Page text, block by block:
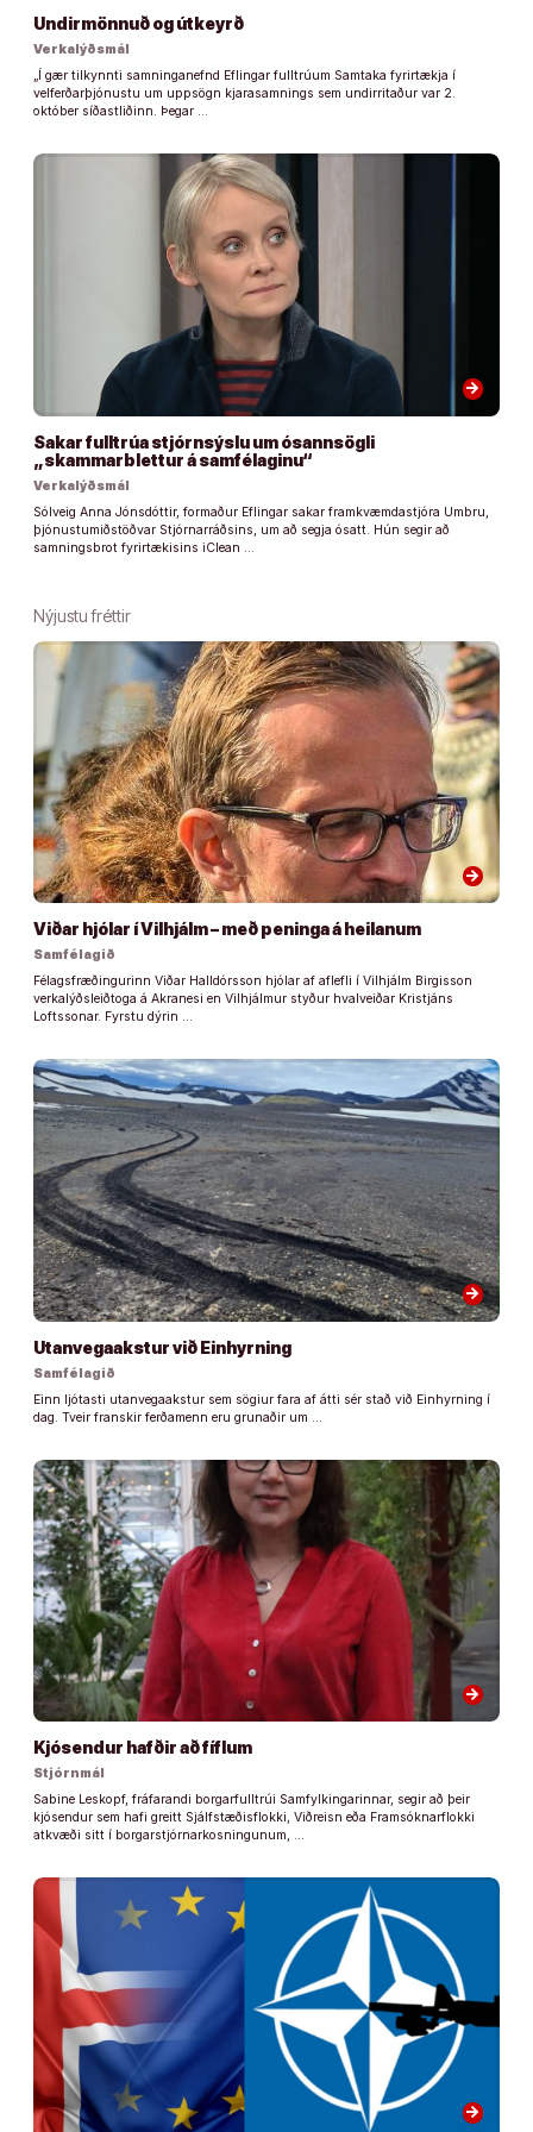
Undirmönnuð og útkeyrð
Verkalýðsmál
„Í gær tilkynnti samninganefnd Eflingar fulltrúum Samtaka fyrirtækja í
velferðarþjónustu um uppsögn kjarasamnings sem undirritaður var 2.
október síðastliðinn. Þegar …
arrow_forward
Sakar fulltrúa stjórnsýslu um ósannsögli
„skammarblettur á samfélaginu“
Verkalýðsmál
Sólveig Anna Jónsdóttir, formaður Eflingar sakar framkvæmdastjóra Umbru,
þjónustumiðstöðvar Stjórnarráðsins, um að segja ósatt. Hún segir að
samningsbrot fyrirtækisins iClean …
Nýjustu fréttir
arrow_forward
Viðar hjólar í Vilhjálm – með peninga á heilanum
Samfélagið
Félagsfræðingurinn Viðar Halldórsson hjólar af aflefli í Vilhjálm Birgisson
verkalýðsleiðtoga á Akranesi en Vilhjálmur styður hvalveiðar Kristjáns
Loftssonar. Fyrstu dýrin …
arrow_forward
Utanvegaakstur við Einhyrning
Samfélagið
Einn ljótasti utanvegaakstur sem sögiur fara af átti sér stað við Einhyrning í
dag. Tveir franskir ferðamenn eru grunaðir um …
arrow_forward
Kjósendur hafðir að fíflum
Stjórnmál
Sabine Leskopf, fráfarandi borgarfulltrúi Samfylkingarinnar, segir að þeir
kjósendur sem hafi greitt Sjálfstæðisflokki, Viðreisn eða Framsóknarflokki
atkvæði sitt í borgarstjórnarkosningunum, …
arrow_forward